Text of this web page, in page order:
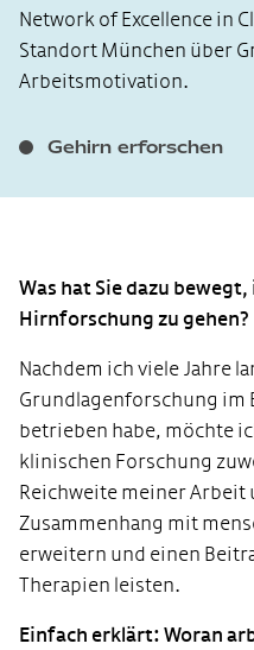
Network of Excellence in
Standort München über
Arbeitsmotivation.
Gehirn erforschen
Was hat Sie dazu
Hirnforschung zu gehen?
Nachdem ich viele Jahre
Grundlagenforschung im
betrieben habe, möchte
klinischen Forschung
Reichweite meiner Arbeit
Zusammenhang mit
erweitern und einen
Therapien leisten.
Einfach erklärt: Woran